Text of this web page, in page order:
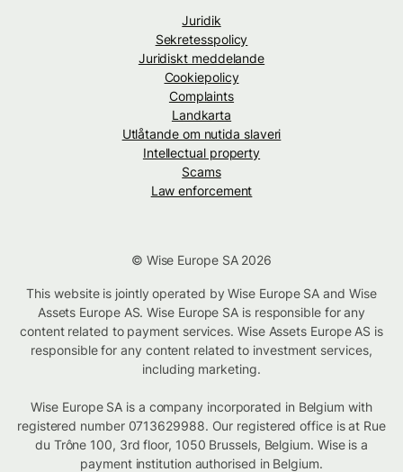
Juridik
Sekretesspolicy
Juridiskt meddelande
Cookiepolicy
Complaints
Landkarta
Utlåtande om nutida slaveri
Intellectual property
Scams
Law enforcement
© Wise Europe SA 2026
This website is jointly operated by Wise Europe SA and Wise
Assets Europe AS. Wise Europe SA is responsible for any
content related to payment services. Wise Assets Europe AS is
responsible for any content related to investment services,
including marketing.
Wise Europe SA is a company incorporated in Belgium with
registered number 0713629988. Our registered office is at Rue
du Trône 100, 3rd floor, 1050 Brussels, Belgium. Wise is a
payment institution authorised in Belgium.